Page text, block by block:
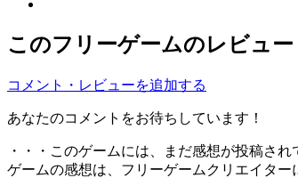
このフリーゲームのレビュー
コメント・レビューを追加する
あなたのコメントをお待ちしています！
・・・このゲームには、まだ感想が投稿さ
ゲームの感想は、フリーゲームクリエイター